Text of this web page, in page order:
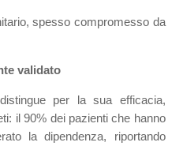
spesso compromesso da
validato
per la sua efficacia,
il 90% dei pazienti che hanno
la dipendenza, riportando